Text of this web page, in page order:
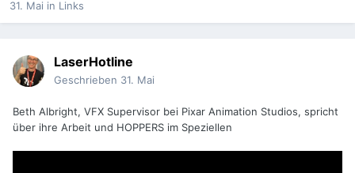
31. Mai in Links
LaserHotline
Geschrieben 31. Mai
Beth Albright, VFX Supervisor bei Pixar Animation Studios, spricht
über ihre Arbeit und HOPPERS im Speziellen